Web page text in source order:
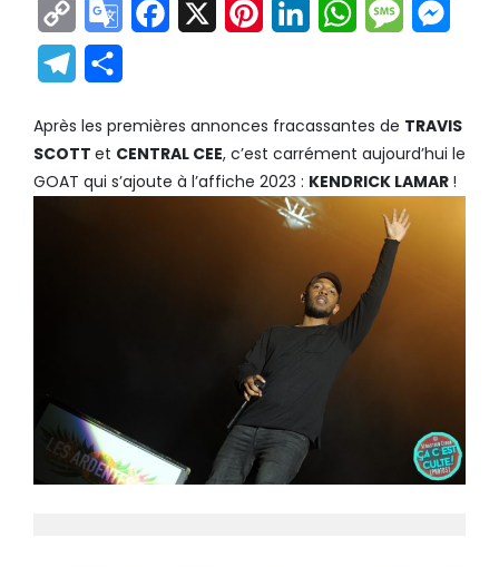
Copy
Link
GoogleFacebook
X Pinterest
LinkedInWhatsApp
Telegram
Après les premières annonces fracassantes de TRAVIS
SCOTT et CENTRAL CEE, c’est carrément aujourd’hui le
GOAT qui s’ajoute à l’affiche 2023 : KENDRICK LAMAR !